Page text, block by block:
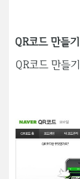
QR코드 만들
QR코드 만들